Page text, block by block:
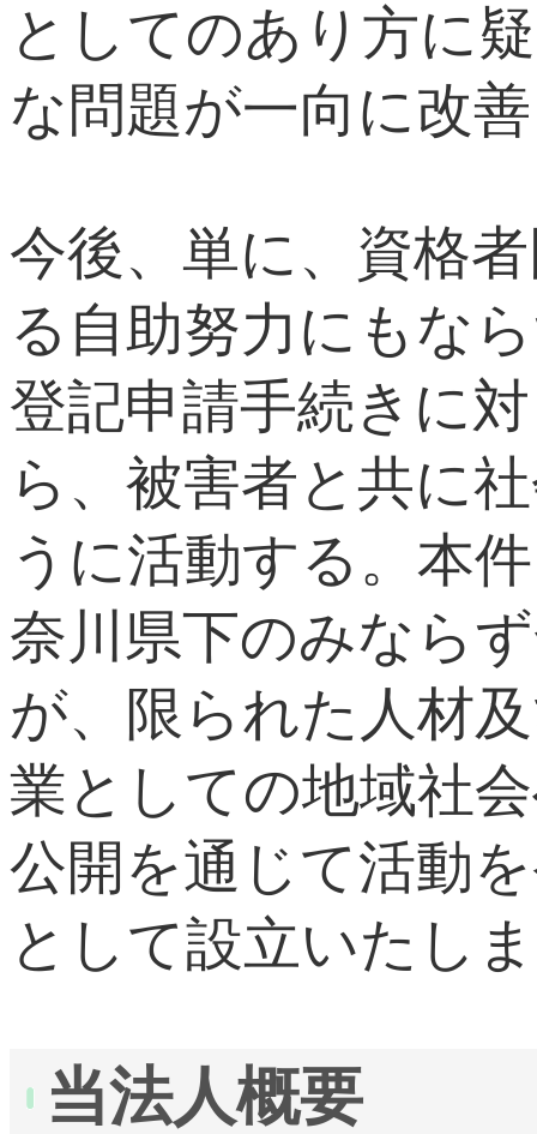
としてのあり方に
な問題が一向に改
今後、単に、資格
る自助努力にもな
登記申請手続きに
ら、被害者と共に
うに活動する。本
奈川県下のみなら
が、限られた人材
業としての地域社
公開を通じて活動
として設立いたし
当法人概要